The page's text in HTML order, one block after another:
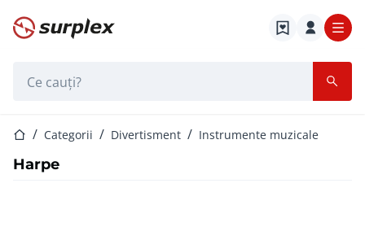
Pagina de start
Pagina de start
Categorii Divertisment Instrumente muzicale
Harpe